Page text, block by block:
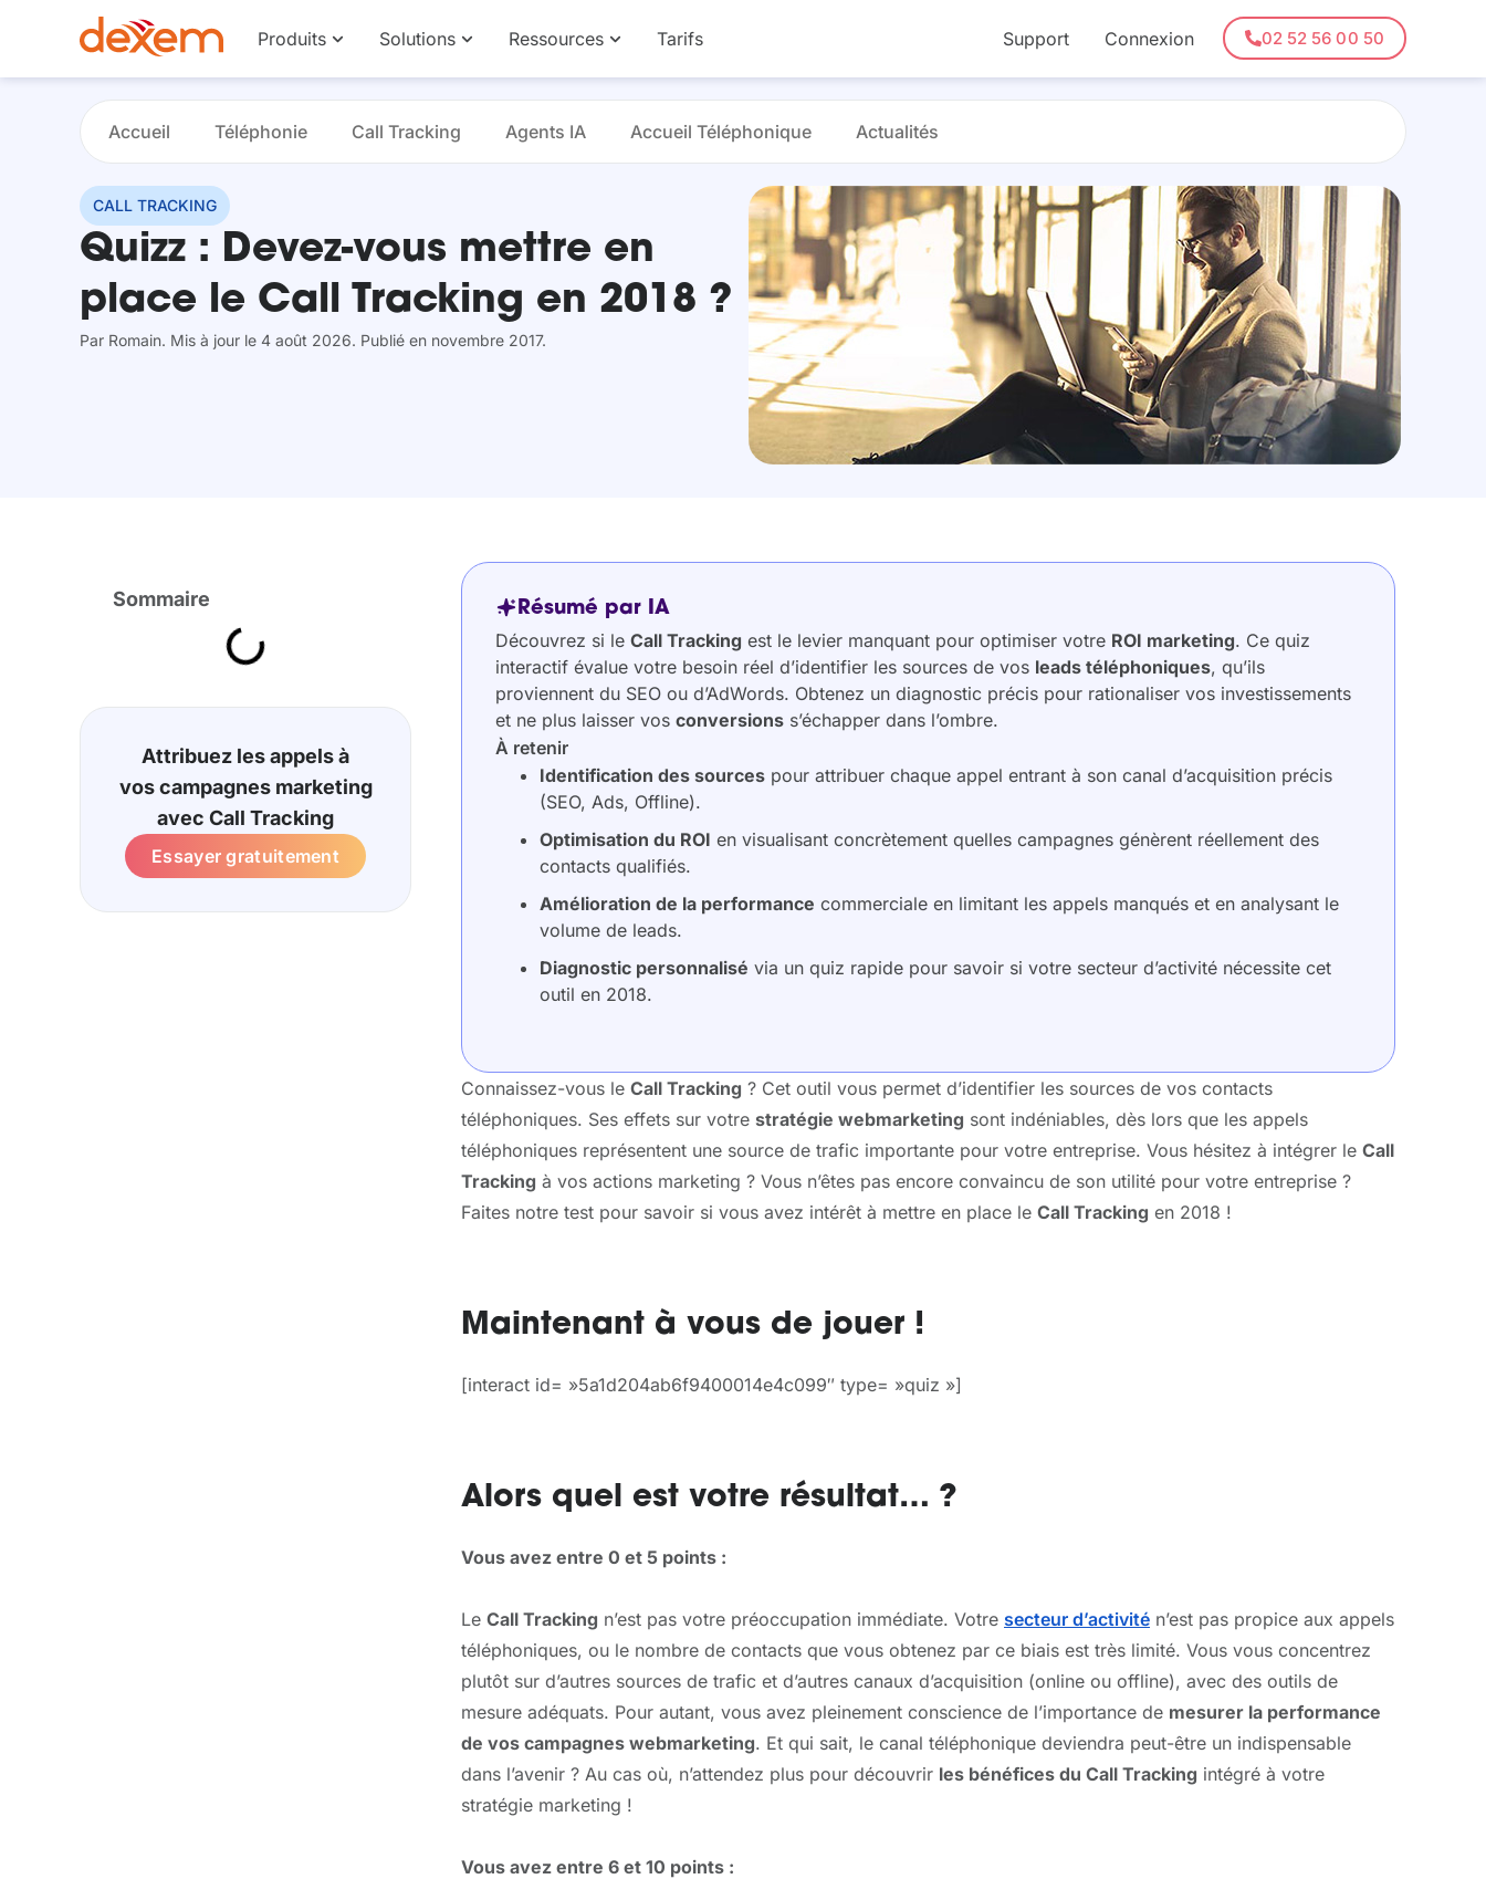
Produits Solutions Ressources Tarifs Support Connexion 02 52 56 00 50
Accueil Téléphonie Call Tracking Agents IA Accueil Téléphonique Actualités
CALL TRACKING
Quizz : Devez-vous mettre en
place le Call Tracking en 2018 ?
Par Romain. Mis à jour le 4 août 2026. Publié en novembre 2017.
Sommaire
Attribuez les appels à
vos campagnes marketing
avec Call Tracking
Essayer gratuitement
Résumé par IA
Découvrez si le Call Tracking est le levier manquant pour optimiser votre ROI marketing. Ce quiz
interactif évalue votre besoin réel d’identifier les sources de vos leads téléphoniques, qu’ils
proviennent du SEO ou d’AdWords. Obtenez un diagnostic précis pour rationaliser vos investissements
et ne plus laisser vos conversions s’échapper dans l’ombre.
À retenir
Identification des sources pour attribuer chaque appel entrant à son canal d’acquisition précis
(SEO, Ads, Offline).
Optimisation du ROI en visualisant concrètement quelles campagnes génèrent réellement des
contacts qualifiés.
Amélioration de la performance commerciale en limitant les appels manqués et en analysant le
volume de leads.
Diagnostic personnalisé via un quiz rapide pour savoir si votre secteur d’activité nécessite cet
outil en 2018.
Connaissez-vous le Call Tracking ? Cet outil vous permet d’identifier les sources de vos contacts
téléphoniques. Ses effets sur votre stratégie webmarketing sont indéniables, dès lors que les appels
téléphoniques représentent une source de trafic importante pour votre entreprise. Vous hésitez à intégrer le Call
Tracking à vos actions marketing ? Vous n’êtes pas encore convaincu de son utilité pour votre entreprise ?
Faites notre test pour savoir si vous avez intérêt à mettre en place le Call Tracking en 2018 !
Maintenant à vous de jouer !
[interact id= »5a1d204ab6f9400014e4c099″ type= »quiz »]
Alors quel est votre résultat… ?
Vous avez entre 0 et 5 points :
Le Call Tracking n’est pas votre préoccupation immédiate. Votre secteur d’activité n’est pas propice aux appels
téléphoniques, ou le nombre de contacts que vous obtenez par ce biais est très limité. Vous vous concentrez
plutôt sur d’autres sources de trafic et d’autres canaux d’acquisition (online ou offline), avec des outils de
mesure adéquats. Pour autant, vous avez pleinement conscience de l’importance de mesurer la performance
de vos campagnes webmarketing. Et qui sait, le canal téléphonique deviendra peut-être un indispensable
dans l’avenir ? Au cas où, n’attendez plus pour découvrir les bénéfices du Call Tracking intégré à votre
stratégie marketing !
Vous avez entre 6 et 10 points :